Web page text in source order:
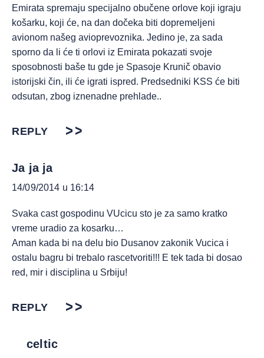
Emirata spremaju specijalno obučene orlove koji igraju
košarku, koji će, na dan dočeka biti dopremeljeni
avionom našeg avioprevoznika. Jedino je, za sada
sporno da li će ti orlovi iz Emirata pokazati svoje
sposobnosti baše tu gde je Spasoje Krunič obavio
istorijski čin, ili će igrati ispred. Predsedniki KSS će biti
odsutan, zbog iznenadne prehlade..
REPLY
Ja ja ja
14/09/2014 u 16:14
Svaka cast gospodinu VUcicu sto je za samo kratko
vreme uradio za kosarku…
Aman kada bi na delu bio Dusanov zakonik Vucica i
ostalu bagru bi trebalo rascetvoriti!!! E tek tada bi dosao
red, mir i disciplina u Srbiju!
REPLY
celtic